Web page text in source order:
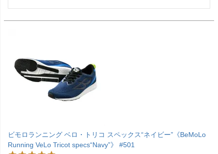
ビモロランニング ベロ・トリコ スペックス“ネイビー”《BeMoLo
Running VeLo Tricot specs“Navy”》 #501